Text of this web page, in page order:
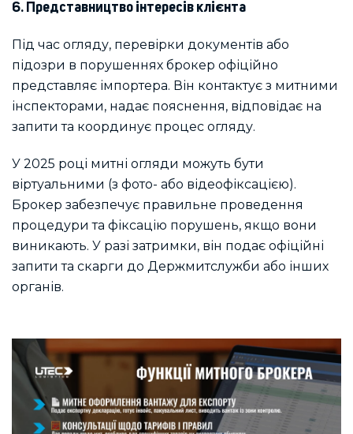
6. Представництво інтересів клієнта
Під час огляду, перевірки документів або
підозри в порушеннях брокер офіційно
представляє імпортера. Він контактує з митними
інспекторами, надає пояснення, відповідає на
запити та координує процес огляду.
У 2025 році митні огляди можуть бути
віртуальними (з фото- або відеофіксацією).
Брокер забезпечує правильне проведення
процедури та фіксацію порушень, якщо вони
виникають. У разі затримки, він подає офіційні
запити та скарги до Держмитслужби або інших
органів.